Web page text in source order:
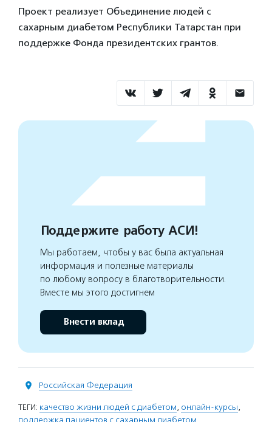
Проект реализует Объединение людей с
сахарным диабетом Республики Татарстан при
поддержке Фонда президентских грантов.
Поддержите работу АСИ!
Мы работаем, чтобы у вас была актуальная
информация и полезные материалы
по любому вопросу в благотворительности.
Вместе мы этого достигнем
Внести вклад
Российская Федерация
ТЕГИ: качество жизни людей с диабетом, онлайн-курсы,
поддержка пациентов с сахарным диабетом,